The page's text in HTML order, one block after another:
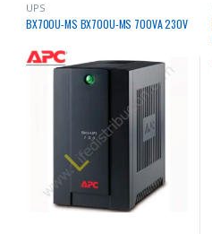
UPS
BX700U-MS BX700U-MS 700VA 230V